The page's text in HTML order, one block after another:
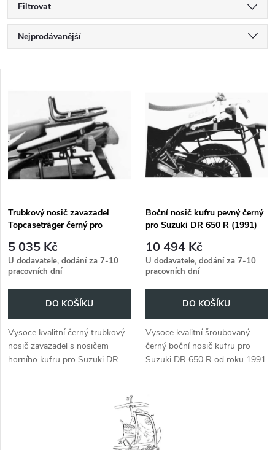
Filtrovat
Ř
a
e
n
p
r
o
d
u
Nejprodávanější
Abecedně
ý
p
i
s
p
r
o
d
u
Trubkový nosič zavazadel
Topcaseträger černý pro
5 035 Kč
U dodavatele, dodání za 7-10
pracovních dní
DO KOŠÍKU
Vysoce kvalitní černý trubkový
nosič zavazadel s nosičem
horního kufru pro Suzuki DR
Boční nosič kufru pevný černý
pro Suzuki DR 650 R (1991)
10 494 Kč
U dodavatele, dodání za 7-10
pracovních dní
DO KOŠÍKU
Vysoce kvalitní šroubovaný
černý boční nosič kufru pro
Suzuki DR 650 R od roku 1991.